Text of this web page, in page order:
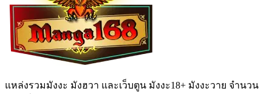
แหล่งรวมมังงะ มังฮวา และเว็บตูน มังงะ18+ มังงะวาย จำนวน